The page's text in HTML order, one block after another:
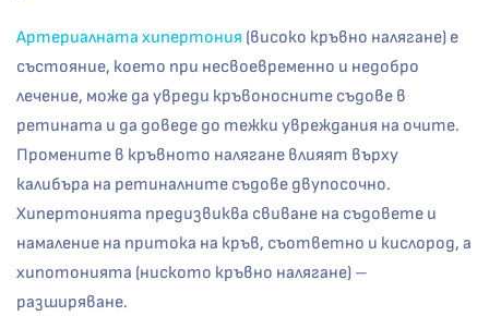
Артериалната хипертония (високо кръвно налягане) е
състояние, което при несвоевременно и недобро
лечение, може да увреди кръвоносните съдове в
ретината и да доведе до тежки увреждания на очите.
Промените в кръвното налягане влияят върху
калибъра на ретиналните съдове двупосочно.
Хипертонията предизвиква свиване на съдовете и
намаление на притока на кръв, съответно и кислород, а
хипотонията (ниското кръвно налягане) –
разширяване.